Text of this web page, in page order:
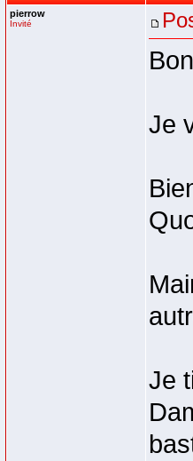
pierrow
Invité
Je
Je